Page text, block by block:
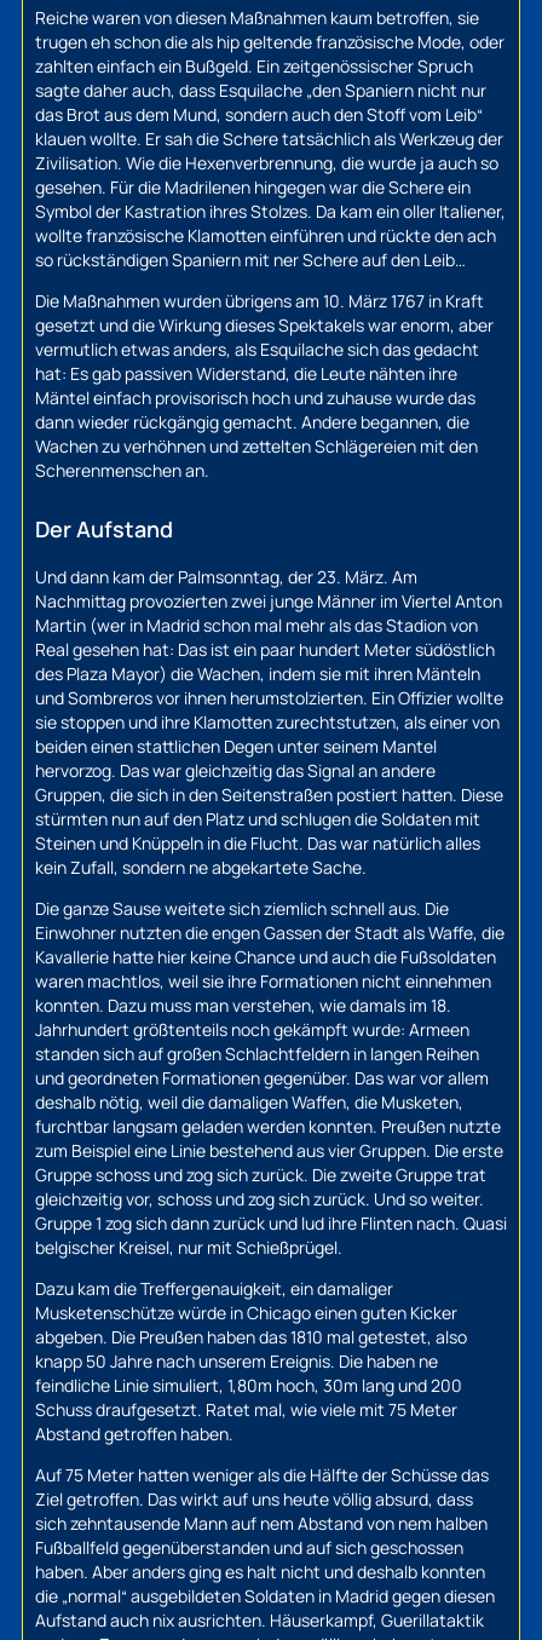
Reiche waren von diesen Maßnahmen kaum betroffen, sie
trugen eh schon die als hip geltende französische Mode, oder
zahlten einfach ein Bußgeld. Ein zeitgenössischer Spruch
sagte daher auch, dass Esquilache „den Spaniern nicht nur
das Brot aus dem Mund, sondern auch den Stoff vom Leib“
klauen wollte. Er sah die Schere tatsächlich als Werkzeug der
Zivilisation. Wie die Hexenverbrennung, die wurde ja auch so
gesehen. Für die Madrilenen hingegen war die Schere ein
Symbol der Kastration ihres Stolzes. Da kam ein oller Italiener,
wollte französische Klamotten einführen und rückte den ach
so rückständigen Spaniern mit ner Schere auf den Leib…
Die Maßnahmen wurden übrigens am 10. März 1767 in Kraft
gesetzt und die Wirkung dieses Spektakels war enorm, aber
vermutlich etwas anders, als Esquilache sich das gedacht
hat: Es gab passiven Widerstand, die Leute nähten ihre
Mäntel einfach provisorisch hoch und zuhause wurde das
dann wieder rückgängig gemacht. Andere begannen, die
Wachen zu verhöhnen und zettelten Schlägereien mit den
Scherenmenschen an.
Der Aufstand
Und dann kam der Palmsonntag, der 23. März. Am
Nachmittag provozierten zwei junge Männer im Viertel Anton
Martin (wer in Madrid schon mal mehr als das Stadion von
Real gesehen hat: Das ist ein paar hundert Meter südöstlich
des Plaza Mayor) die Wachen, indem sie mit ihren Mänteln
und Sombreros vor ihnen herumstolzierten. Ein Offizier wollte
sie stoppen und ihre Klamotten zurechtstutzen, als einer von
beiden einen stattlichen Degen unter seinem Mantel
hervorzog. Das war gleichzeitig das Signal an andere
Gruppen, die sich in den Seitenstraßen postiert hatten. Diese
stürmten nun auf den Platz und schlugen die Soldaten mit
Steinen und Knüppeln in die Flucht. Das war natürlich alles
kein Zufall, sondern ne abgekartete Sache.
Die ganze Sause weitete sich ziemlich schnell aus. Die
Einwohner nutzten die engen Gassen der Stadt als Waffe, die
Kavallerie hatte hier keine Chance und auch die Fußsoldaten
waren machtlos, weil sie ihre Formationen nicht einnehmen
konnten. Dazu muss man verstehen, wie damals im 18.
Jahrhundert größtenteils noch gekämpft wurde: Armeen
standen sich auf großen Schlachtfeldern in langen Reihen
und geordneten Formationen gegenüber. Das war vor allem
deshalb nötig, weil die damaligen Waffen, die Musketen,
furchtbar langsam geladen werden konnten. Preußen nutzte
zum Beispiel eine Linie bestehend aus vier Gruppen. Die erste
Gruppe schoss und zog sich zurück. Die zweite Gruppe trat
gleichzeitig vor, schoss und zog sich zurück. Und so weiter.
Gruppe 1 zog sich dann zurück und lud ihre Flinten nach. Quasi
belgischer Kreisel, nur mit Schießprügel.
Dazu kam die Treffergenauigkeit, ein damaliger
Musketenschütze würde in Chicago einen guten Kicker
abgeben. Die Preußen haben das 1810 mal getestet, also
knapp 50 Jahre nach unserem Ereignis. Die haben ne
feindliche Linie simuliert, 1,80m hoch, 30m lang und 200
Schuss draufgesetzt. Ratet mal, wie viele mit 75 Meter
Abstand getroffen haben.
Auf 75 Meter hatten weniger als die Hälfte der Schüsse das
Ziel getroffen. Das wirkt auf uns heute völlig absurd, dass
sich zehntausende Mann auf nem Abstand von nem halben
Fußballfeld gegenüberstanden und auf sich geschossen
haben. Aber anders ging es halt nicht und deshalb konnten
die „normal“ ausgebildeten Soldaten in Madrid gegen diesen
Aufstand auch nix ausrichten. Häuserkampf, Guerillataktik